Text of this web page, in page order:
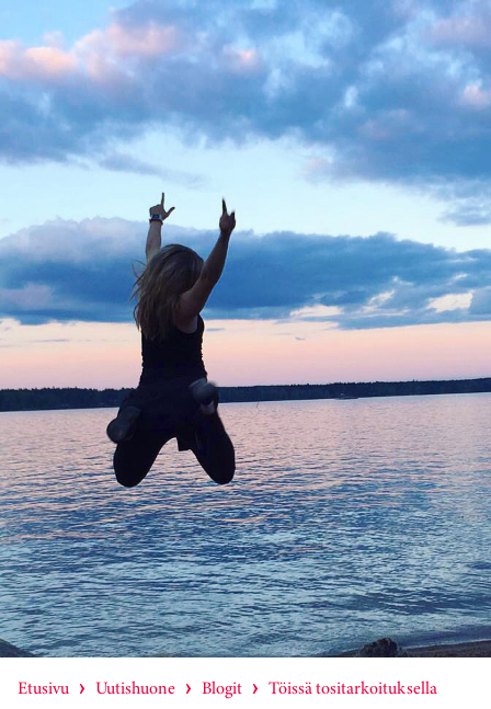
Etusivu Uutishuone Blogit Töissä tositarkoituksella